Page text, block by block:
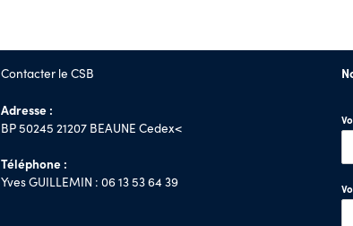
Contacter le CSB
Adresse :
BP 50245 21207 BEAUNE Cedex<
Téléphone :
Yves GUILLEMIN : 06 13 53 64 39